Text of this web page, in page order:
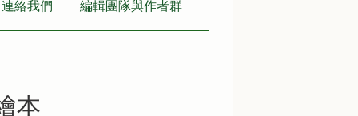
連絡我們 編輯團隊與作者群
本